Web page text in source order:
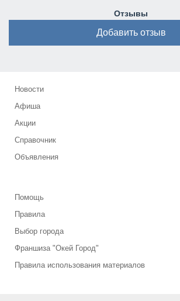
Отзывы
Добавить отзыв
Новости
Афиша
Акции
Справочник
Объявления
Помощь
Правила
Выбор города
Франшиза "Окей Город"
Правила использования материалов